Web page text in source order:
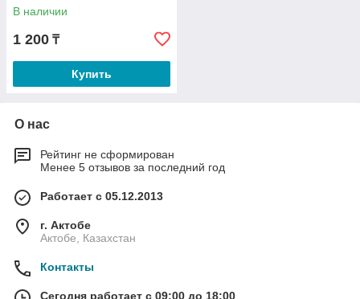
В наличии
1 200 ₸
Купить
О нас
Рейтинг не сформирован
Менее 5 отзывов за последний год
Работает с 05.12.2013
г. Актобе
Актобе, Казахстан
Контакты
Сегодня работает с 09:00 до 18:00